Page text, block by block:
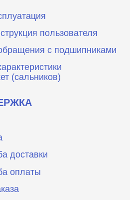
пользователя
с подшипниками
(сальников)
доставки
оплаты